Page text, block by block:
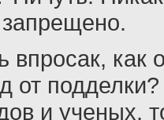
впросак, как
от
и ученых,